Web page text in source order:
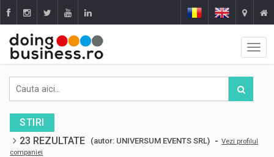
STIRI
23 REZULTATE
(autor: UNIVERSUM EVENTS SRL) - Vezi profilul
companiei